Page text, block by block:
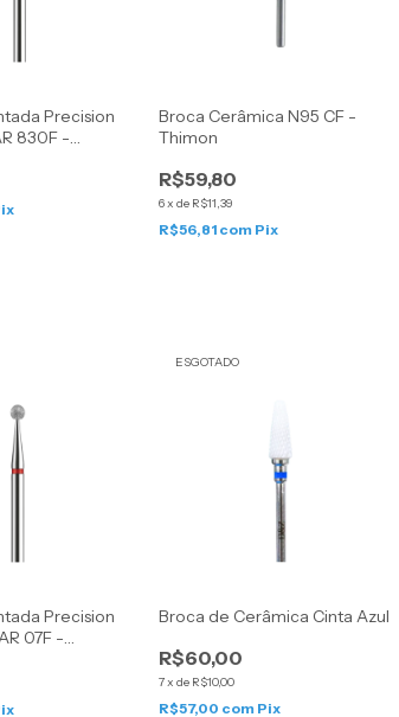
Precision
830F -
Broca Cerâmica N95 CF -
Thimon
R$59,80
6xde R$11,39
R$56,81 com Pix
Precision
07F -
ESGOTADO
Broca de Cerâmica Cinta Azul
R$60,00
7xde R$10,00
R$57,00 com Pix